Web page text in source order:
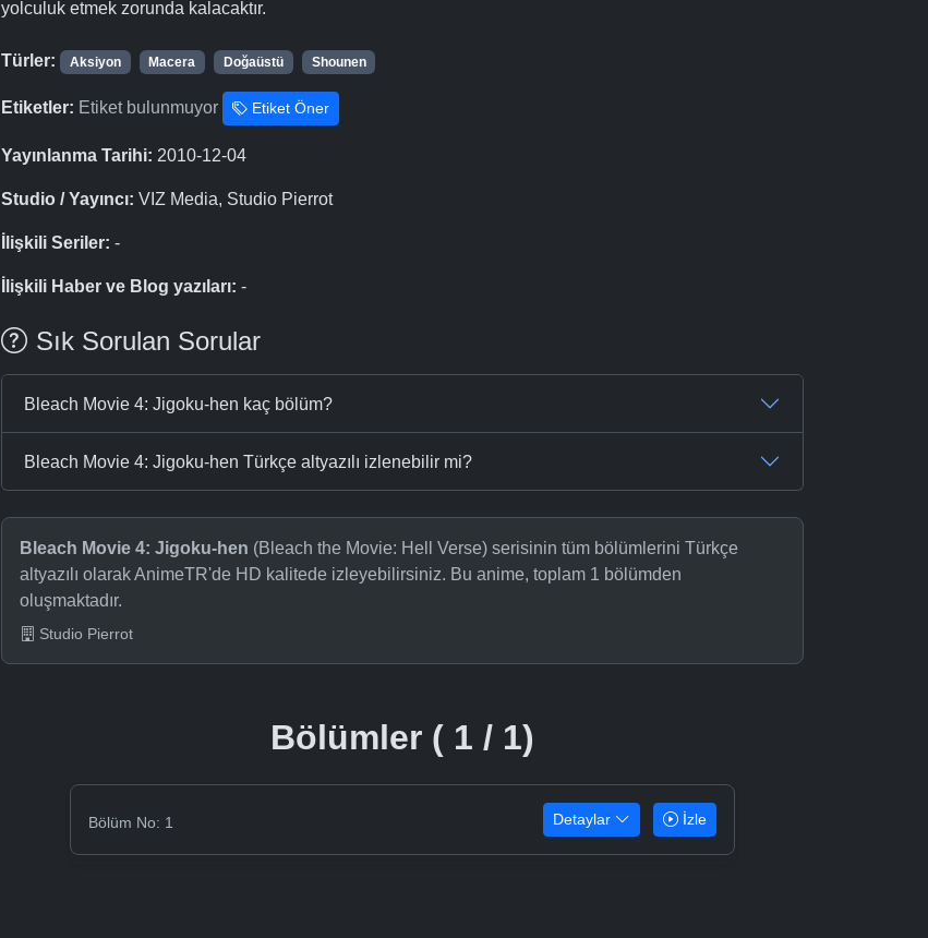
yolculuk etmek zorunda kalacaktır.
Türler: Aksiyon Macera Doğaüstü Shounen
Etiketler: Etiket bulunmuyor Etiket Öner
Yayınlanma Tarihi: 2010-12-04
Studio / Yayıncı: VIZ Media, Studio Pierrot
İlişkili Seriler: -
İlişkili Haber ve Blog yazıları: -
Sık Sorulan Sorular
Bleach Movie 4: Jigoku-hen kaç bölüm?
Bleach Movie 4: Jigoku-hen Türkçe altyazılı izlenebilir mi?
Bleach Movie 4: Jigoku-hen (Bleach the Movie: Hell Verse) serisinin tüm bölümlerini Türkçe
altyazılı olarak AnimeTR'de HD kalitede izleyebilirsiniz. Bu anime, toplam 1 bölümden
oluşmaktadır.
Studio Pierrot
Bölümler ( 1 / 1)
Bölüm No: 1 Detaylar İzle